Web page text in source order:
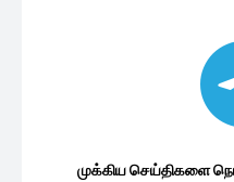
முக்கிய செய்திகளை